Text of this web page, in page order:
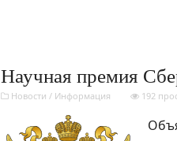
Научная премия
Новости / Информация 192